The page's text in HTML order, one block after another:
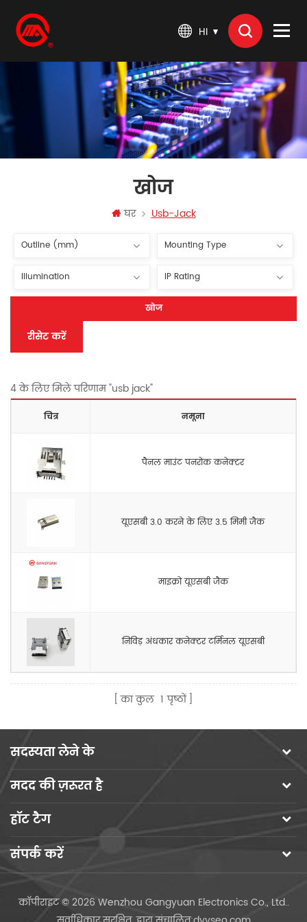
HI
खोज
घर Usb-Jack
खोज
रीसेट करें
4 के लिए मिले परिणाम "usb jack"
चित्र नमूना
पैनल माउंट पनरोक कनेक्टर
यूएसबी 3.0 करने के लिए 3.5 मिमी जैक
माइक्रो यूएसबी जैक
निविड़ अंधकार कनेक्टर टर्मिनल यूएसबी
का कुल 1 पृष्ठों
सदस्यता लेने के
मदद की ज़रूरत है
हॉट टैग
संपर्क करें
कॉपीराइट © 2026 Wenzhou Gangyuan Electronics Co., Ltd..